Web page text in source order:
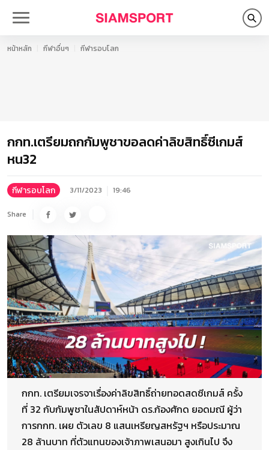
หน้าหลัก กีฬาอื่นๆ กีฬารอบโลก
กกท.เตรียมถกกัมพูชาขอลดค่าลิขสิทธิ์ซีเกมส์
หน32
กีฬารอบโลก 3/11/2023 19:46
Share
กกท. เตรียมเจรจาเรื่องค่าลิขสิทธิ์ถ่ายทอดสดซีเกมส์ ครั้ง
ที่ 32 กับกัมพูชาในสัปดาห์หน้า ดร.ก้องศักด ยอดมณี ผู้ว่า
การกกท. เผย ตัวเลข 8 แสนเหรียญสหรัฐฯ หรือประมาณ
28 ล้านบาท ที่ตัวแทนของเจ้าภาพเสนอมา สูงเกินไป จึง